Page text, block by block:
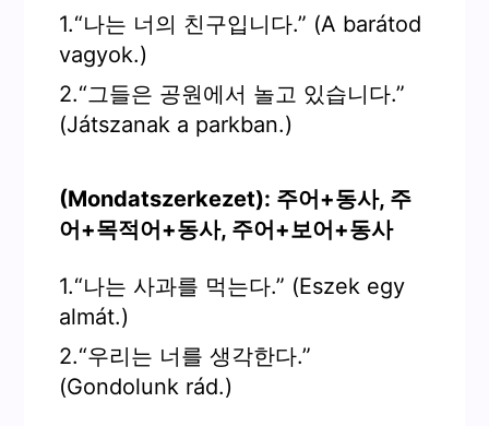
1.“나는 너의 친구입니다.” (A barátod
vagyok.)
2.“그들은 공원에서 놀고 있습니다.”
(Játszanak a parkban.)
(Mondatszerkezet): 주어+동사, 주
어+목적어+동사, 주어+보어+동사
1.“나는 사과를 먹는다.” (Eszek egy
almát.)
2.“우리는 너를 생각한다.”
(Gondolunk rád.)